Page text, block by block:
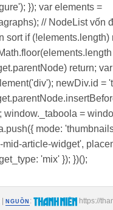
}); var elements =
// NodeList vốn
sort if (!elements.length)
return;
newDiv.id =
=
mode:
article-widget',
'mix' }); })();
NGUỒN :
https://